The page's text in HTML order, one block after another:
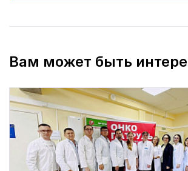
Вам может быть